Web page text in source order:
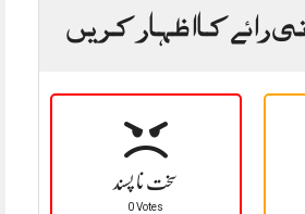
رائے کا اظہار کریں
سخت نا پسند
0 Votes